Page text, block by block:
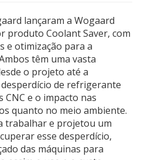
lançaram a Wogaard
produto Coolant Saver, com
e otimização para a
têm uma vasta
o projeto até a
de refrigerante
e o impacto nas
quanto no meio ambiente.
trabalhar e projetou um
esse desperdício,
das máquinas para